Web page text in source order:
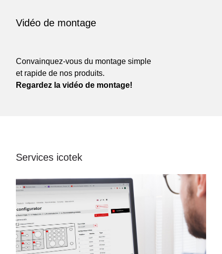
Vidéo de montage
Convainquez-vous du montage simple
et rapide de nos produits.
Regardez la vidéo de montage!
Services icotek